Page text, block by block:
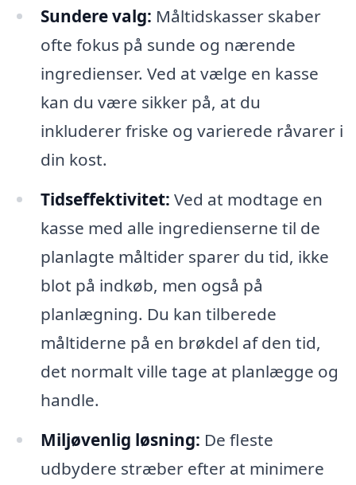
Sundere valg: Måltidskasser skaber
ofte fokus på sunde og nærende
ingredienser. Ved at vælge en kasse
kan du være sikker på, at du
inkluderer friske og varierede råvarer i
din kost.
Tidseffektivitet: Ved at modtage en
kasse med alle ingredienserne til de
planlagte måltider sparer du tid, ikke
blot på indkøb, men også på
planlægning. Du kan tilberede
måltiderne på en brøkdel af den tid,
det normalt ville tage at planlægge og
handle.
Miljøvenlig løsning: De fleste
udbydere stræber efter at minimere